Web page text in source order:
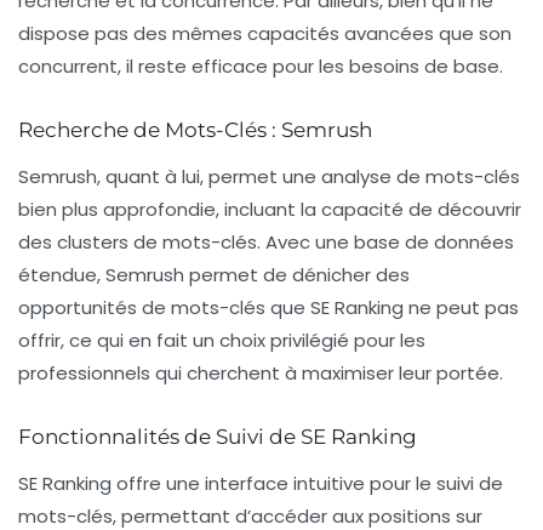
dispose pas des mêmes capacités avancées que son
concurrent, il reste efficace pour les besoins de base.
Recherche de Mots-Clés : Semrush
Semrush, quant à lui, permet une analyse de mots-clés
bien plus approfondie, incluant la capacité de découvrir
des clusters de mots-clés. Avec une base de données
étendue, Semrush permet de dénicher des
opportunités de mots-clés que SE Ranking ne peut pas
offrir, ce qui en fait un choix privilégié pour les
professionnels qui cherchent à maximiser leur portée.
Fonctionnalités de Suivi de SE Ranking
SE Ranking offre une interface intuitive pour le suivi de
mots-clés, permettant d’accéder aux positions sur